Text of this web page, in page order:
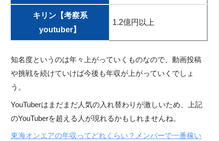
キリン【考察系
youtuber】
1.2億円以上
知名度というのは年々上がっていくものなので、動画投稿
や挑戦を続けていけば今後も年収が上がっていくでしょ
う。
YouTuberはまだまだ人気の入れ替わりが激しいため、上記
のYouTuberを超える人が現れるかもしれませんね。
東海オンエアの年収ってどれくらい？メンバーで一番稼い